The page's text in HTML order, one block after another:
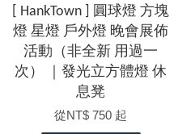
[ HankTown ] 圓球燈 方塊
燈 星燈 戶外燈 晚會展佈
活動（非全新 用過一
次） ｜發光立方體燈 休
息凳
從NT$ 750 起